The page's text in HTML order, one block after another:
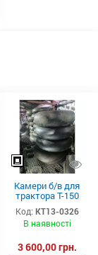
Камери б/в для
трактора Т-150
21.3-24 (530-610)
СНГ товсті
Код: КТ13-0326
В наявності
3 600,00 грн.